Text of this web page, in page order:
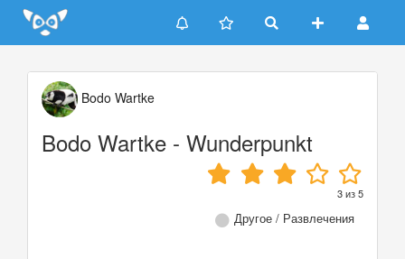
Update cookies preferences
Bodo Wartke
Bodo Wartke - Wunderpunkt
3из5
Другое / Развлечения